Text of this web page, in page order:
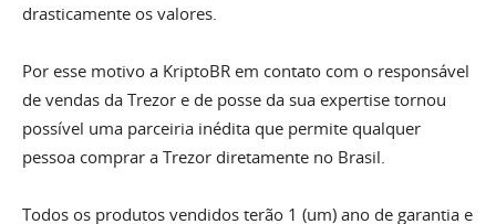
drasticamente os valores.
Por esse motivo a KriptoBR em contato com o responsável
de vendas da Trezor e de posse da sua expertise tornou
possível uma parceiria inédita que permite qualquer
pessoa comprar a Trezor diretamente no Brasil.
Todos os produtos vendidos terão 1 (um) ano de garantia e